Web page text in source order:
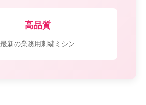
高品質
最新の業務用刺繍ミシン